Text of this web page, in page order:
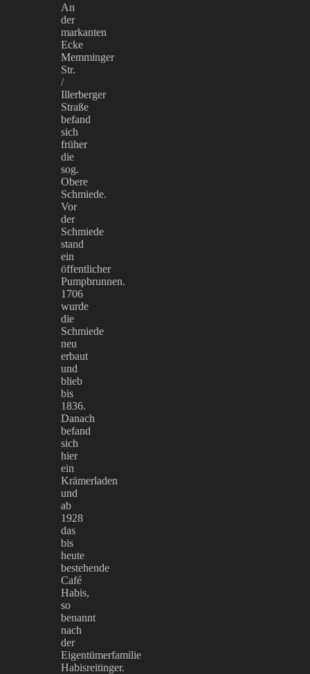
An
der
markanten
Ecke
Memminger
Str.
/
Illerberger
Straße
befand
sich
früher
die
sog.
Obere
Schmiede.
Vor
der
Schmiede
stand
ein
öffentlicher
Pumpbrunnen.
1706
wurde
die
Schmiede
neu
erbaut
und
blieb
bis
1836.
Danach
befand
sich
hier
ein
Krämerladen
und
ab
1928
das
bis
heute
bestehende
Café
Habis,
so
benannt
nach
der
Eigentümerfamilie
Habisreitinger.